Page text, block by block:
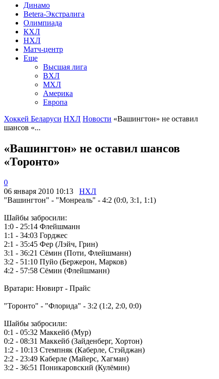
Динамо
Betera-Экстралига
Олимпиада
КХЛ
НХЛ
Матч-центр
Еще
Высшая лига
ВХЛ
МХЛ
Америка
Европа
Хоккей Беларуси НХЛ Новости «Вашингтон» не оставил
шансов «...
«Вашингтон» не оставил шансов
«Торонто»
0
06 января 2010 10:13
НХЛ
"Вашингтон" - "Монреаль" - 4:2 (0:0, 3:1, 1:1)
Шайбы забросили:
1:0 - 25:14 Флейшманн
1:1 - 34:03 Горджес
2:1 - 35:45 Фер (Лэйч, Грин)
3:1 - 36:21 Сёмин (Поти, Флейшманн)
3:2 - 51:10 Пуйо (Бержерон, Марков)
4:2 - 57:58 Сёмин (Флейшманн)
Вратари: Нювирт - Прайс
"Торонто" - "Флорида" - 3:2 (1:2, 2:0, 0:0)
Шайбы забросили:
0:1 - 05:32 Маккейб (Мур)
0:2 - 08:31 Маккейб (Зайденберг, Хортон)
1:2 - 10:13 Стемпняк (Каберле, Стэйджан)
2:2 - 23:49 Каберле (Майерс, Хагман)
3:2 - 36:51 Поникаровский (Кулёмин)